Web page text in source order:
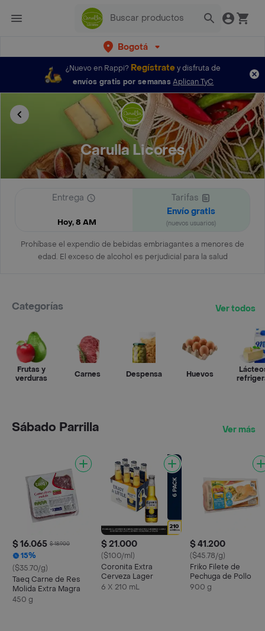
Bogotá
¿Nuevo en Rappi? Regístratey disfruta de
envíos gratis por semanas Aplican TyC
Carulla Licores
Entrega
Hoy, 8 AM
Tarifas
Envío gratis
(nuevos usuarios)
Prohíbase el expendio de bebidas embriagantes a menores de
edad. El exceso de alcohol es perjudicial para la salud
Categorías Ver todos
Frutas y
verduras
Carnes Despensa Huevos
Sábado Parrilla Ver más
$ 16.065 $ 18.900
15%
($35.70/g)
Taeq Carne de Res
Molida Extra Magra
450 g
$ 21.000
($100/ml)
Coronita Extra
Cerveza Lager
6 X 210 mL
$ 41.200
($45.78/g)
Friko Filete de
Pechuga de Pollo
900 g